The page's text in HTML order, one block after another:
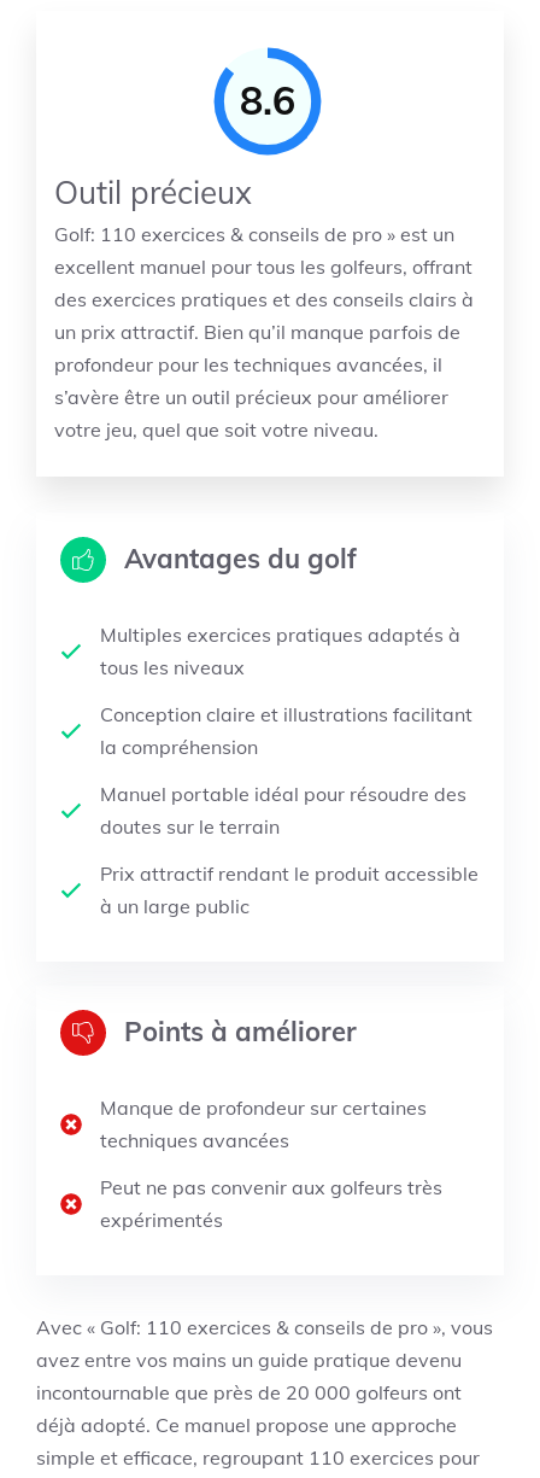
8.6
Outil précieux
Golf: 110 exercices & conseils de pro » est un
excellent manuel pour tous les golfeurs, offrant
des exercices pratiques et des conseils clairs à
un prix attractif. Bien qu’il manque parfois de
profondeur pour les techniques avancées, il
s’avère être un outil précieux pour améliorer
votre jeu, quel que soit votre niveau.
Avantages du golf
Multiples exercices pratiques adaptés à
tous les niveaux
Conception claire et illustrations facilitant
la compréhension
Manuel portable idéal pour résoudre des
doutes sur le terrain
Prix attractif rendant le produit accessible
à un large public
Points à améliorer
Manque de profondeur sur certaines
techniques avancées
Peut ne pas convenir aux golfeurs très
expérimentés
Avec « Golf: 110 exercices & conseils de pro », vous
avez entre vos mains un guide pratique devenu
incontournable que près de 20 000 golfeurs ont
déjà adopté. Ce manuel propose une approche
simple et efficace, regroupant 110 exercices pour